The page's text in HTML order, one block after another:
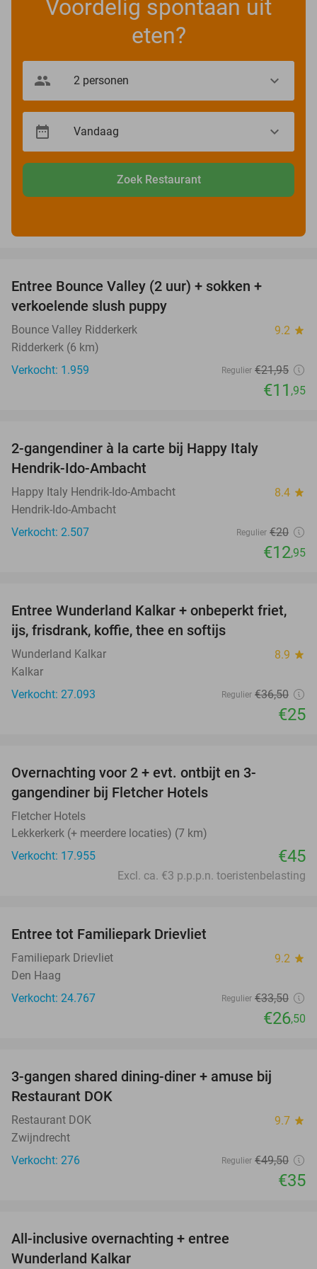
Voordelig spontaan uit
eten?
Zoek Restaurant
Entree Bounce Valley (2 uur) + sokken +
verkoelende slush puppy
Bounce Valley Ridderkerk 9.2 star
Ridderkerk (6 km)
Verkocht: 1.959
Regulier €21,95
€11 ,95
2-gangendiner à la carte bij Happy Italy
Hendrik-Ido-Ambacht
Happy Italy Hendrik-Ido-Ambacht 8.4 star
Hendrik-Ido-Ambacht
Verkocht: 2.507
Regulier €20
€12,95
32%
Entree Wunderland Kalkar + onbeperkt friet,
ijs, frisdrank, koffie, thee en softijs
Wunderland Kalkar 8.9 star
Kalkar
Verkocht: 27.093
Regulier €36,50
€25
Overnachting voor 2 + evt. ontbijt en 3-
gangendiner bij Fletcher Hotels
Fletcher Hotels
Lekkerkerk (+ meerdere locaties) (7 km)
Verkocht: 17.955
€45
Excl. ca. €3 p.p.p.n. toeristenbelasting
Entree tot Familiepark Drievliet
Familiepark Drievliet 9.2 star
Den Haag
Verkocht: 24.767
Regulier €33,50
€26,50
3-gangen shared dining-diner + amuse bij
Restaurant DOK
Restaurant DOK 9.7 star
Zwijndrecht
Verkocht: 276
Regulier €49,50
€35
All-inclusive overnachting + entree
Wunderland Kalkar